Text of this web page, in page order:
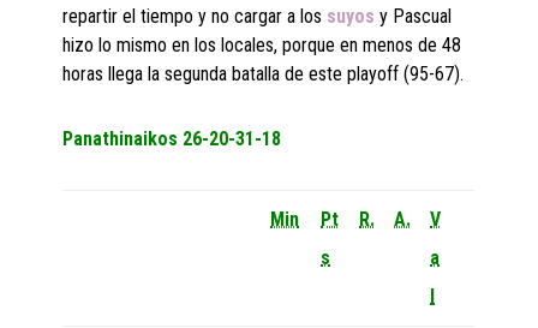
repartir el tiempo y no cargar a los suyosy Pascual
hizo lo mismo en los locales, porque en menos de 48
horas llega la segunda batalla de este playoff (95-67).
Panathinaikos 26-20-31-18
Min
Pt
s
R. A.
V
a
l